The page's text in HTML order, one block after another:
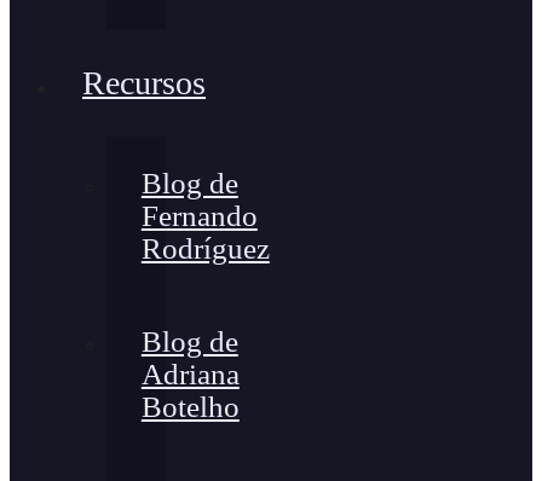
Recursos
Blog de
Fernando
Rodríguez
Blog de
Adriana
Botelho